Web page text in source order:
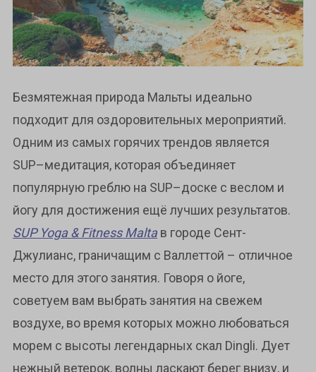
Безмятежная природа Мальты идеально
подходит для оздоровительных мероприятий.
Одним из самых горячих трендов является
SUP–медитация, которая объединяет
популярную греблю на SUP–доске с веслом и
йогу для достижения ещё лучших результатов.
SUP Yoga & Fitness Malta в городе Сент-
Джулианс, граничащим с Валлеттой – отличное
место для этого занятия. Говоря о йоге,
советуем вам выбрать занятия на свежем
воздухе, во время которых можно любоваться
морем с высоты легендарных скал Dingli. Дует
нежный ветерок, волны ласкают берег внизу, и